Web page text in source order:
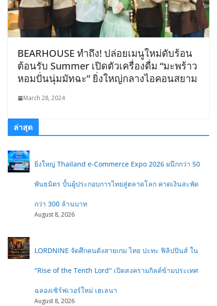
BEARHOUSE ทำถึง! ปล่อยเมนูใหม่ดับร้อน
ต้อนรับ Summer เปิดตัวเครื่องดื่ม “มะพร้าว
หอมปั่นนุ่มมัทฉะ” ยิ่งใหญ่กลางไอคอนสยาม
March 28, 2024
ล่าสุด
ยิ่งใหญ่ Thailand e-Commerce Expo 2026 ผนึกกว่า 50
พันธมิตร ปั้นผู้ประกอบการไทยสู่ตลาดโลก คาดเงินสะพัด
กว่า 300 ล้านบาท
August 8, 2026
LORDNINE จัดศึกคนดังสายเกม ไทย ปะทะ ฟิลิปปินส์ ใน
"Rise of the Tenth Lord" เปิดสงครามกิลด์ข้ามประเทศ
ฉลองเซิร์ฟเวอร์ใหม่ เฮเลนา
August 8, 2026